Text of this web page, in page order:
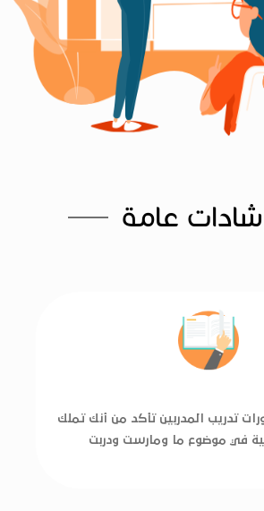
عامة
تدريب المدربين تأكد من أنك تملك
في موضوع ما ومارست ودربت